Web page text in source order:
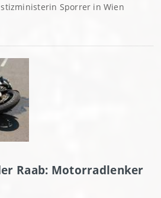
Sporrer in Wien
Raab: Motorradlenker